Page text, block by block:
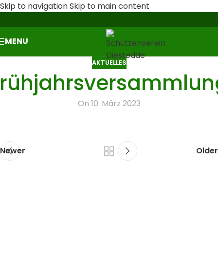
Skip to navigationSkip to main content
MENU
AKTUELLES
On 10. März 2023
Newer Older